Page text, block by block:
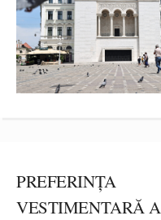
PREFERINȚA
VESTIMENTARĂ A